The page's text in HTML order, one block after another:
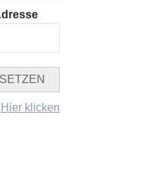
Hier klicken